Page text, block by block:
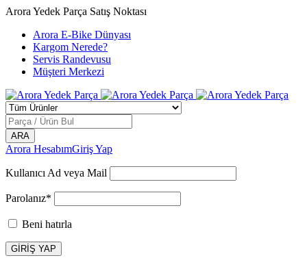
Arora Yedek Parça Satış Noktası
Arora E-Bike Dünyası
Kargom Nerede?
Servis Randevusu
Müşteri Merkezi
Arora HesabımGiriş Yap
Kullanıcı Ad veya Mail
Parolanız*
Beni hatırla